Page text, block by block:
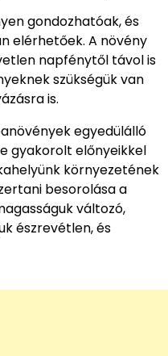
gondozhatóak, és
elérhetőek. A növény
napfénytől távol is
szükségük van
is.
egyedülálló
gyakorolt előnyeikkel
környezetének
besorolása a
változó,
észrevétlen, és